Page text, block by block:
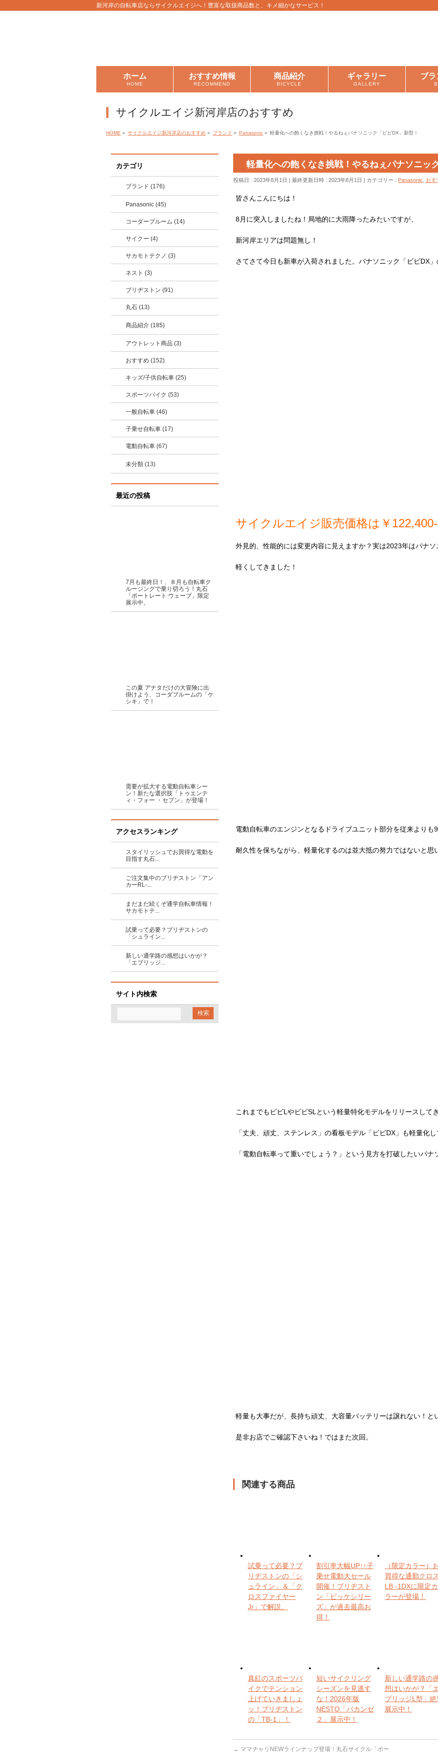
新河岸の自転車店ならサイクルエイジへ！豊富な取扱商品数と、キメ細かなサービス！
ホーム
HOME
おすすめ情報
RECOMMEND
商品紹介
BICYCLE
ギャラリー
GALLERY
ブラ
サイクルエイジ新河岸店のおすすめ
HOME » サイクルエイジ新河岸店のおすすめ » ブランド » Panasonic » 軽量化への飽くなき挑戦！やるねぇパナソニック「ビビDX」新型！
軽量化への飽くなき挑戦！やるねぇパナソニッ
投稿日 : 2023年8月1日 最終更新日時 : 2023年8月1日 カテゴリー : Panasonic おす
皆さんこんにちは！
8月に突入しましたね！局地的に大雨降ったみたいですが、
新河岸エリアは問題無し！
さてさて今日も新車が入荷されました。パナソニック「ビビDX」
サイクルエイジ販売価格は￥122,400-
外見的、性能的には変更内容に見えますか？実は2023年はパナ
軽くしてきました！
電動自転車のエンジンとなるドライブユニット部分を従来よりも
耐久性を保ちながら、軽量化するのは並大抵の努力ではないと思
これまでもビビLやビビSLという軽量特化モデルをリリースして
「丈夫、頑丈、ステンレス」の看板モデル「ビビDX」も軽量化
「電動自転車って重いでしょう？」という見方を打破したいパナ
軽量も大事だが、長持ち頑丈、大容量バッテリーは譲れない！と
是非お店でご確認下さいね！ではまた次回。
関連する商品
試乗って必要？ブ
リヂストンの「シ
ュライン」＆「ク
ロスファイヤー
Jr」で解説。
割引率大幅UP↑↑子
乗せ電動大セール
開催！ブリヂスト
ン「ビッケシリー
ズ」が過去最高お
得！
（限定カラー）
買得な通勤クロス
LB -1DXに限定カ
ラーが登場！
真紅のスポーツバ
イクでテンション
上げていきましょ
ッ！ブリヂストン
の「TB-1」！
短いサイクリング
シーズンを見逃す
な！2026年版
NESTO「バカンゼ
２」展示中！
新しい通学路の
想はいかが？「
ブリッジL型」絶
展示中！
← ママチャリNEWラインナップ登場！丸石サイクル「ポー
カテゴリ
ブランド (176)
Panasonic (45)
コーダーブルーム (14)
サイクー (4)
サカモトテクノ (3)
ネスト (3)
ブリヂストン (91)
丸石 (13)
商品紹介 (185)
アウトレット商品 (3)
おすすめ (152)
キッズ/子供自転車 (25)
スポーツバイク (53)
一般自転車 (46)
子乗せ自転車 (17)
電動自転車 (67)
未分類 (13)
最近の投稿
7月も最終日！、８月も自転車ク
ルージングで乗り切ろう！丸石
「ポートレート ウェーブ」限定
展示中。
この夏 アナタだけの大冒険に出
掛けよう、コーダブルームの「ケ
シキ」で！
需要が拡大する電動自転車シー
ン！新たな選択肢「トゥエンテ
ィ・フォー ・セブン」が登場！
アクセスランキング
スタイリッシュでお買得な電動を
目指す丸石...
ご注文集中のブリヂストン「アン
カーRL-...
まだまだ続くぞ通学自転車情報！
サカモトテ...
試乗って必要？ブリヂストンの
「シュライン...
新しい通学路の感想はいかが？
「エブリッジ...
サイト内検索